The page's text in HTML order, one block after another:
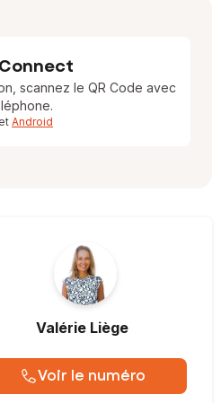
scannez le QR Code avec
et Android
Valérie Liège
Voir le numéro